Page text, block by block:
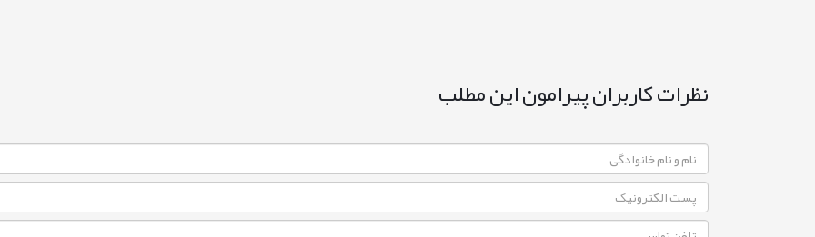
نظرات کاربران پیرامون این مطلب